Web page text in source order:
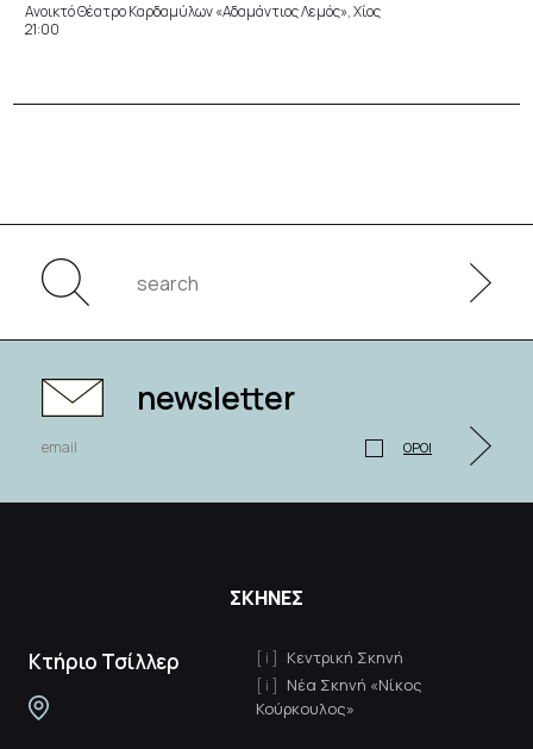
Ανοικτό Θέατρο Καρδαμύλων «Αδαμάντιος Λεμός», Χίος
21:00
newsletter
ΟΡΟΙ
ΣΚΗΝΕΣ
Κτήριο Τσίλλερ
Κεντρική Σκηνή
Νέα Σκηνή «Νίκος
Κούρκουλος»